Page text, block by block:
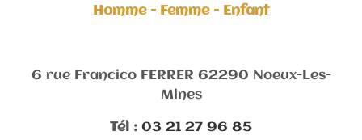
Homme - Femme - Enfant
6 rue Francico FERRER 62290 Noeux-Les-
Mines
Tél : 03 21 27 96 85